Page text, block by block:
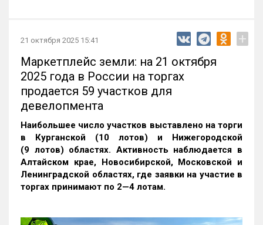
21 октября 2025 15:41 +
Маркетплейс земли: на 21 октября
2025 года в России на торгах
продается 59 участков для
девелопмента
Наибольшее число участков выставлено на торги
в Курганской (10 лотов) и Нижегородской
(9 лотов) областях. Активность наблюдается в
Алтайском крае, Новосибирской, Московской и
Ленинградской областях, где заявки на участие в
торгах принимают по 2—4 лотам.